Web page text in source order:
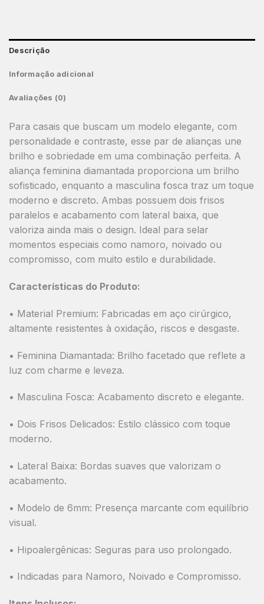
Descrição
Informação adicional
Avaliações (0)
Para casais que buscam um modelo elegante, com
personalidade e contraste, esse par de alianças une
brilho e sobriedade em uma combinação perfeita. A
aliança feminina diamantada proporciona um brilho
sofisticado, enquanto a masculina fosca traz um toque
moderno e discreto. Ambas possuem dois frisos
paralelos e acabamento com lateral baixa, que
valoriza ainda mais o design. Ideal para selar
momentos especiais como namoro, noivado ou
compromisso, com muito estilo e durabilidade.
Características do Produto:
• Material Premium: Fabricadas em aço cirúrgico,
altamente resistentes à oxidação, riscos e desgaste.
• Feminina Diamantada: Brilho facetado que reflete a
luz com charme e leveza.
• Masculina Fosca: Acabamento discreto e elegante.
• Dois Frisos Delicados: Estilo clássico com toque
moderno.
• Lateral Baixa: Bordas suaves que valorizam o
acabamento.
• Modelo de 6mm: Presença marcante com equilíbrio
visual.
• Hipoalergênicas: Seguras para uso prolongado.
• Indicadas para Namoro, Noivado e Compromisso.